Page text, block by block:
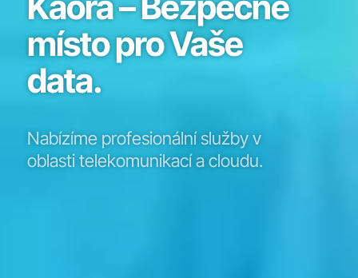
místo pro Vaše
data.
Nabízíme profesionální služby v
oblasti telekomunikací a cloudu.